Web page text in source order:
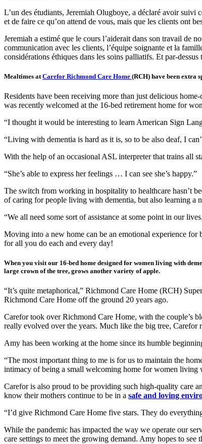
L’un des étudiants, Jeremiah Olugboye, a déclaré avoir suivi
et de faire ce qu’on attend de vous, mais que les clients ont
Jeremiah a estimé que le cours l’aiderait dans son travail de
communication avec les clients, l’équipe soignante et la
considérations éthiques dans les soins palliatifs. Et par-
Mealtimes at Carefor Richmond Care Home (RCH) have been extra
Residents have been receiving more than just delicious
was recently welcomed at the 16-bed retirement home for
“I thought it would be interesting to learn American Sign
“Living with dementia is hard as it is, so to be also deaf, I
With the help of an occasional ASL interpreter that trains all
“She’s able to express her feelings … I can see she’s happy.”
The switch from working in hospitality to healthcare hasn’t
of caring for people living with dementia, but also learning a
“We all need some sort of assistance at some point in our
Moving into a new home can be an emotional experience
for all you do each and every day!
When you visit our 16-bed home designed for women living with
large crown of the tree, grows another variety of apple.
“It’s quite metaphorical,” Richmond Care Home (RCH)
Richmond Care Home off the ground 20 years ago.
Carefor took over Richmond Care Home, with the couple’s
really evolved over the years. Much like the big tree, Carefor
Amy has been working at the home since its humble
“The most important thing to me is for us to maintain the
intimacy of being a small welcoming home for women living
Carefor is also proud to be providing such high-quality care
know their mothers continue to be in a safe and loving
“I’d give Richmond Care Home five stars. They do
While the pandemic has impacted the way we operate our
care settings to meet the growing demand. Amy hopes to